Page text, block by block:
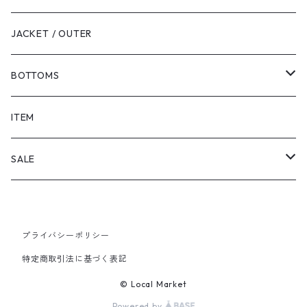
JACKET / OUTER
BOTTOMS
SHORTS
PANTS
ITEM
SALE
PANTS
プライバシーポリシー
特定商取引法に基づく表記
© Local Market